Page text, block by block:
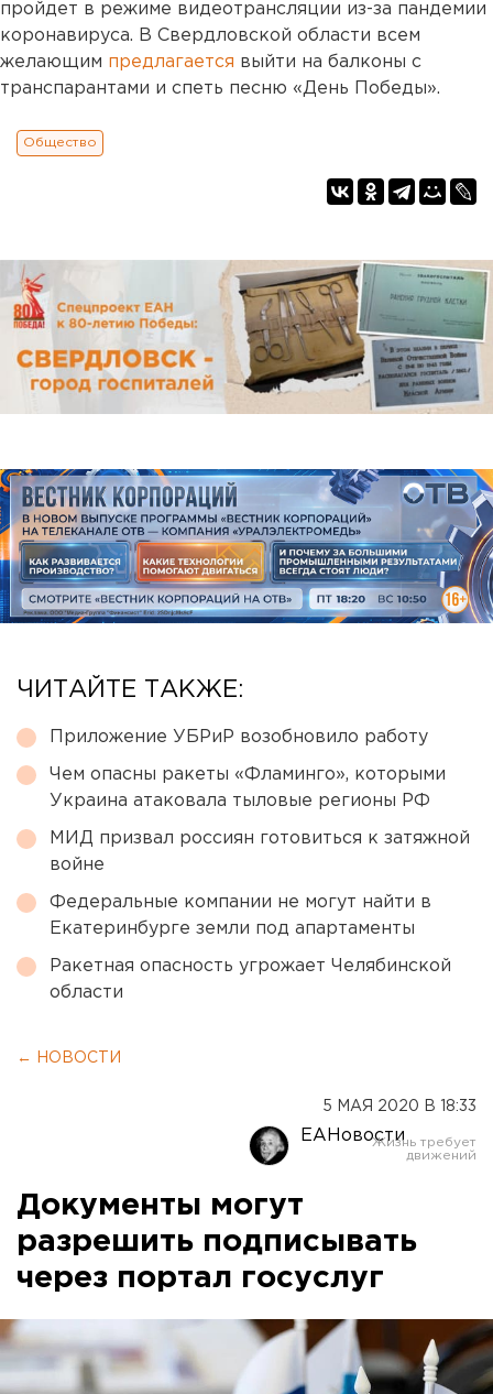
пройдет в режиме видеотрансляции из-за пандемии
коронавируса. В Свердловской области всем
желающим предлагается выйти на балконы с
транспарантами и спеть песню «День Победы».
Общество
ЧИТАЙТЕ ТАКЖЕ:
Приложение УБРиР возобновило работу
Чем опасны ракеты «Фламинго», которыми
Украина атаковала тыловые регионы РФ
МИД призвал россиян готовиться к затяжной
войне
Федеральные компании не могут найти в
Екатеринбурге земли под апартаменты
Ракетная опасность угрожает Челябинской
области
← НОВОСТИ
5 МАЯ 2020 В 18:33
ЕАНовости
Документы могут
разрешить подписывать
через портал госуслуг